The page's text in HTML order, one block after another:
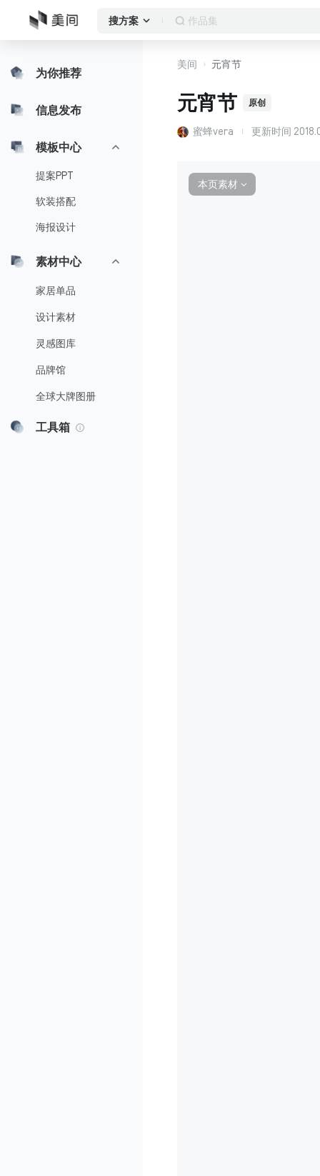
搜方案 窗帘方案
为你推荐
信息发布
模板中心
提案PPT
软装搭配
海报设计
素材中心
家居单品
设计素材
灵感图库
品牌馆
全球大牌图册
工具箱
美间 元宵节
元宵节 原创
蜜蜂vera 更新时间
本页素材 ∨